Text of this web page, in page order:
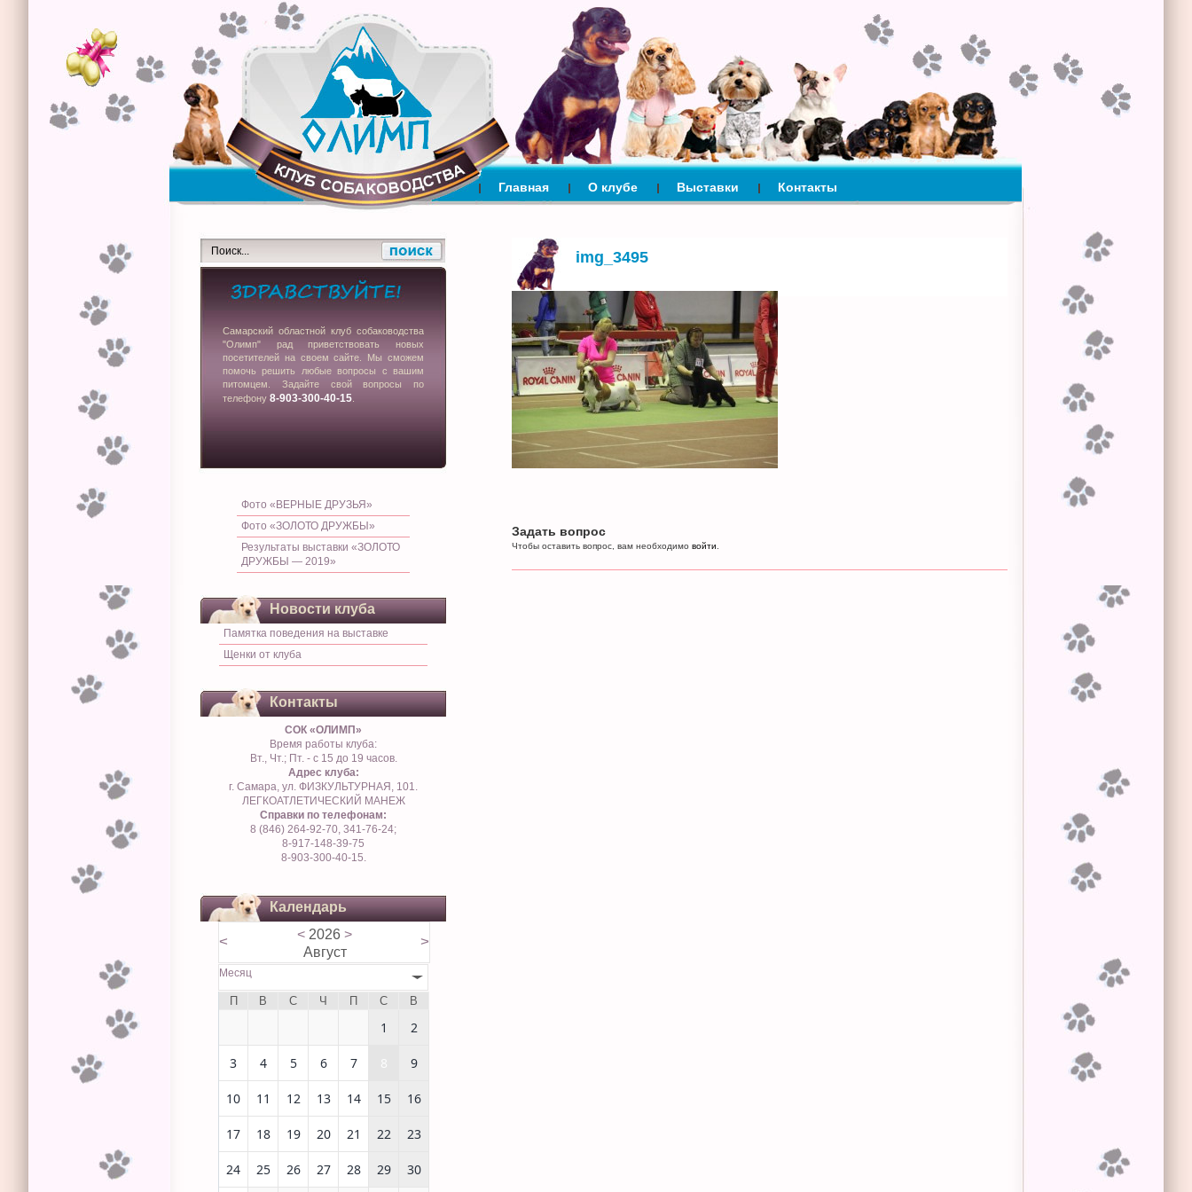
Главная О клубе Выставки Контакты
Самарский областной клуб собаководства
"Олимп" рад приветствовать новых
посетителей на своем сайте. Мы сможем
помочь решить любые вопросы с вашим
питомцем. Задайте свой вопросы по
телефону 8-903-300-40-15
Фото «ВЕРНЫЕ ДРУЗЬЯ»
Фото «ЗОЛОТО ДРУЖБЫ»
Результаты выставки «ЗОЛОТО
ДРУЖБЫ — 2019»
Новости клуба
Памятка поведения на выставке
Щенки от клуба
Контакты
СОК «ОЛИМП»
Время работы клуба:
Вт., Чт.; Пт. - с 15 до 19 часов.
Адрес клуба:
г. Самара, ул. ФИЗКУЛЬТУРНАЯ, 101.
ЛЕГКОАТЛЕТИЧЕСКИЙ МАНЕЖ
Справки по телефонам:
8 (846) 264-92-70, 341-76-24;
8-917-148-39-75
8-903-300-40-15.
Календарь
< < 2026 >
Август
>
Месяц
П В С Ч П С В
1 2
3 4 5 6 7 8 9
10 11 12 13 14 15 16
17 18 19 20 21 22 23
24 25 26 27 28 29 30
img_3495
Задать вопрос
Чтобы оставить вопрос, вам необходимо войти